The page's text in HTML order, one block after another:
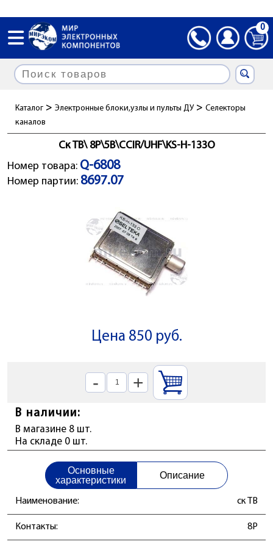
0
Каталог > Электронные блоки,узлы и пульты ДУ> Селекторы
каналов
Ск ТВ\ 8P\5В\CCIR/UHF\KS-H-133O
Номер товара: Q-6808
Номер партии: 8697.07
Цена 850 руб.
- +
В наличии:
В магазине 8 шт.
На складе 0 шт.
Основные
характеристики
Описание
Наименование: ск ТВ
Контакты: 8P